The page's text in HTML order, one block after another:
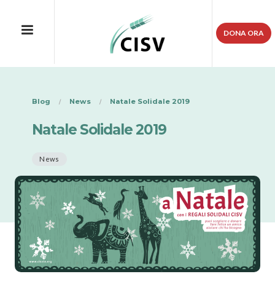
DONA ORA
Blog News Natale Solidale 2019
Natale Solidale 2019
News